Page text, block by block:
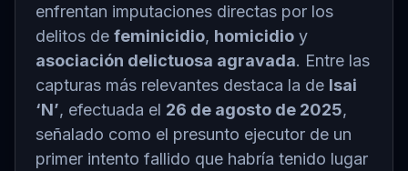
enfrentan imputaciones directas por los
delitos de feminicidio, homicidio y
asociación delictuosa agravada. Entre las
capturas más relevantes destaca la de Isai
‘N’, efectuada el 26 de agosto de 2025,
señalado como el presunto ejecutor de un
primer intento fallido que habría tenido lugar